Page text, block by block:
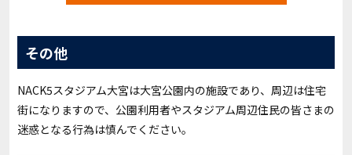
その他
NACK5スタジアム大宮は大宮公園内の施設であり、周辺は住宅
街になりますので、公園利用者やスタジアム周辺住民の皆さまの
迷惑となる行為は慎んでください。